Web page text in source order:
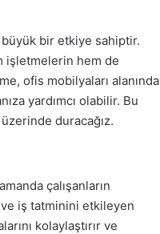
büyük bir etkiye sahiptir.
işletmelerin hem de
ofis mobilyaları alanında
yardımcı olabilir. Bu
duracağız.
çalışanların
ve iş tatminini etkileyen
kolaylaştırır ve